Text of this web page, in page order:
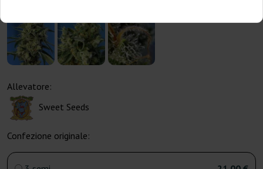
Allevatore:
Sweet Seeds
Confezione originale: